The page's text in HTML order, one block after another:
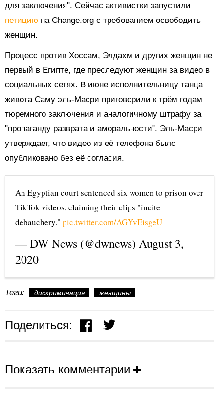
для заключения". Сейчас активистки запустили
петицию на Change.org с требованием освободить
женщин.
Процесс против Хоссам, Элдахм и других женщин не
первый в Египте, где преследуют женщин за видео в
социальных сетях. В июне исполнительницу танца
живота Саму эль-Масри приговорили к трём годам
тюремного заключения и аналогичному штрафу за
"пропаганду разврата и аморальности". Эль-Масри
утверждает, что видео из её телефона было
опубликовано без её согласия.
An Egyptian court sentenced six women to prison over
TikTok videos, claiming their clips "incite
debauchery." pic.twitter.com/AGYvEisgeU
— DW News (@dwnews) August 3,
2020
Теги: дискриминация женщины
Поделиться:
Показать комментарии